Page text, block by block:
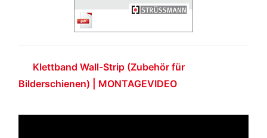
Klettband Wall-Strip (Zubehör für
Bilderschienen) | MONTAGEVIDEO